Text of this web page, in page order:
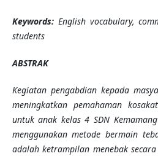
Keywords: English vocabulary,
students
ABSTRAK
Kegiatan pengabdian kepada
meningkatkan pemahaman
untuk anak kelas 4 SDN
menggunakan metode bermain
adalah ketrampilan menebak